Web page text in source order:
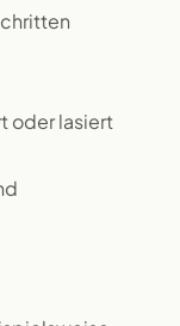
oder lasiert